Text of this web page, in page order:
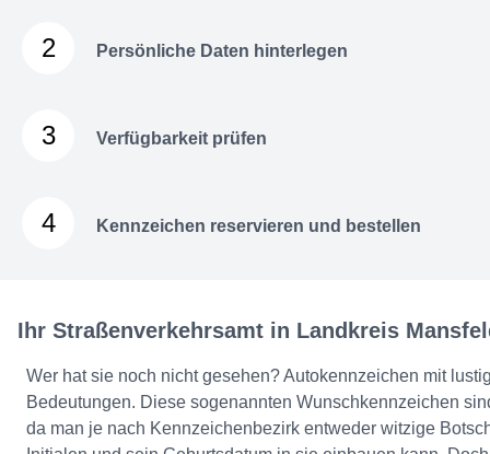
2 Persönliche Daten hinterlegen
3 Verfügbarkeit prüfen
4 Kennzeichen reservieren und bestellen
Ihr Straßenverkehrsamt in Landkreis
Wer hat sie noch nicht gesehen? Autokennzeichen mit
Bedeutungen. Diese sogenannten Wunschkennzeichen
da man je nach Kennzeichenbezirk entweder witzige